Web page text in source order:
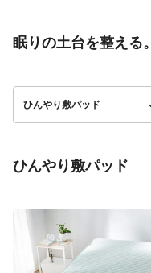
眠りの土台を整える。
ひんやり敷パッド
ひんやり敷パッド